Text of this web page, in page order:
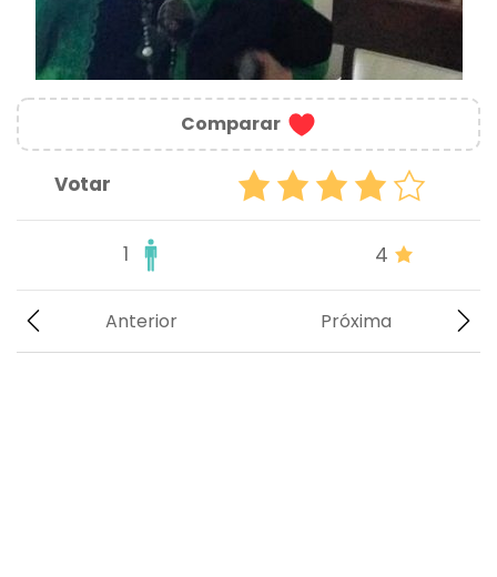
Comparar
Votar
1 4
Próxima
Anterior